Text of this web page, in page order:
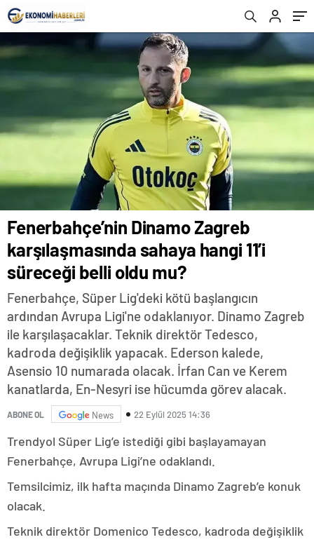
Fenerbahçe’nin Dinamo Zagreb
karşılaşmasında sahaya hangi 11’i
süreceği belli oldu mu?
Fenerbahçe, Süper Lig'deki kötü başlangıcın
ardından Avrupa Ligi'ne odaklanıyor. Dinamo Zagreb
ile karşılaşacaklar. Teknik direktör Tedesco,
kadroda değişiklik yapacak. Ederson kalede,
Asensio 10 numarada olacak. İrfan Can ve Kerem
kanatlarda, En-Nesyri ise hücumda görev alacak.
ABONE OL News 22 Eylül 2025 14:36
Trendyol Süper Lig’e istediği gibi başlayamayan
Fenerbahçe, Avrupa Ligi’ne odaklandı.
Temsilcimiz, ilk hafta maçında Dinamo Zagreb’e konuk
olacak.
Teknik direktör Domenico Tedesco, kadroda değişiklik